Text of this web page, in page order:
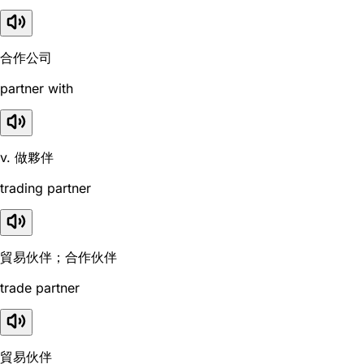
合作公司
partner with
v. 做夥伴
trading partner
貿易伙伴；合作伙伴
trade partner
貿易伙伴